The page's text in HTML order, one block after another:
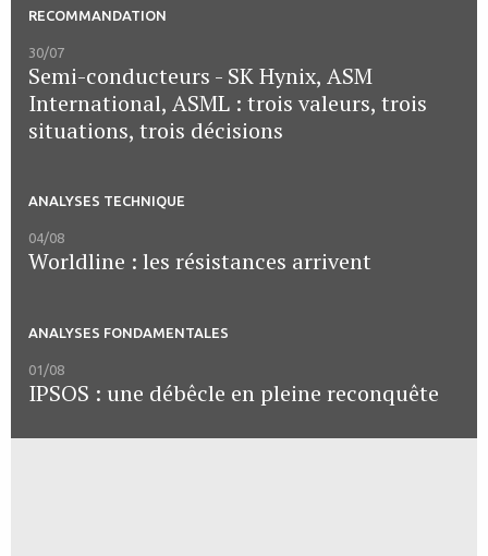
RECOMMANDATION
30/07
Semi-conducteurs - SK Hynix, ASM
International, ASML : trois valeurs, trois
situations, trois décisions
ANALYSES TECHNIQUE
04/08
Worldline : les résistances arrivent
ANALYSES FONDAMENTALES
01/08
IPSOS : une débêcle en pleine reconquête